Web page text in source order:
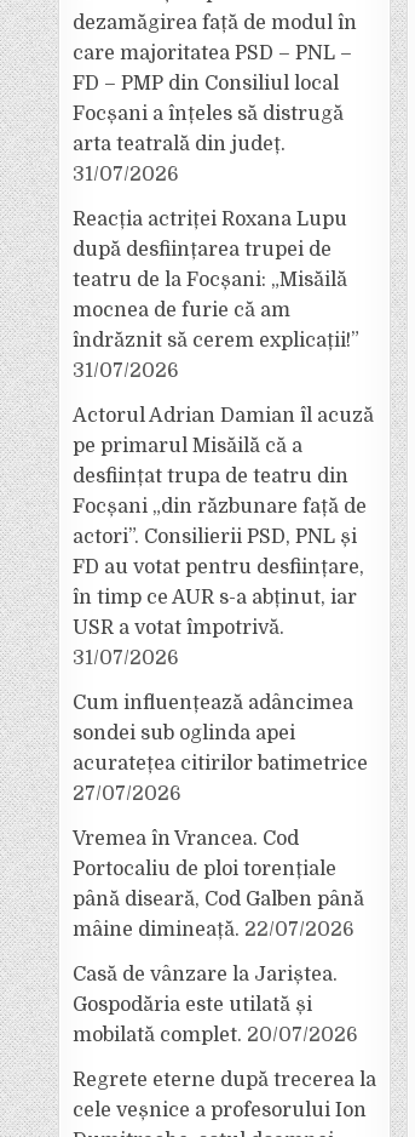
dezamăgirea față de modul în
care majoritatea PSD – PNL –
FD – PMP din Consiliul local
Focșani a înțeles să distrugă
arta teatrală din județ.
31/07/2026
Reacția actriței Roxana Lupu
după desființarea trupei de
teatru de la Focșani: „Misăilă
mocnea de furie că am
îndrăznit să cerem explicații!”
31/07/2026
Actorul Adrian Damian îl acuză
pe primarul Misăilă că a
desființat trupa de teatru din
Focșani „din răzbunare față de
actori”. Consilierii PSD, PNL și
FD au votat pentru desființare,
în timp ce AUR s-a abținut, iar
USR a votat împotrivă.
31/07/2026
Cum influențează adâncimea
sondei sub oglinda apei
acuratețea citirilor batimetrice
27/07/2026
Vremea în Vrancea. Cod
Portocaliu de ploi torențiale
până diseară, Cod Galben până
mâine dimineață. 22/07/2026
Casă de vânzare la Jariștea.
Gospodăria este utilată și
mobilată complet. 20/07/2026
Regrete eterne după trecerea la
cele veșnice a profesorului Ion